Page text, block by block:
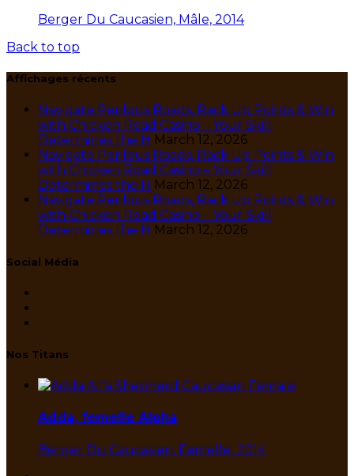
Berger Du Caucasien, Mâle, 2014
Back to top
Affichages récents
Navigate Perilous Roads, Rack Up Points & Win
with Chicken Road Casino – Your Skill
Determines the H March 12, 2026
Navigate Perilous Roads, Rack Up Points & Win
with Chicken Road Casino – Your Skill
Determines the H March 12, 2026
Navigate Perilous Roads, Rack Up Points & Win
with Chicken Road Casino – Your Skill
Determines the H March 12, 2026
Social Média
Nos Titans
Adda, femelle Alpha
Berger Du Caucasien, Femelle, 2014